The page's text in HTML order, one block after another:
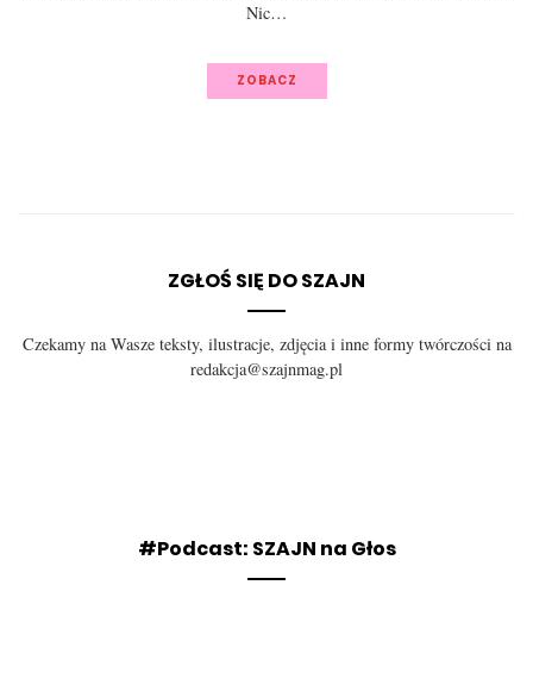
Nic…
ZOBACZ
ZGŁOŚ SIĘ DO SZAJN
Czekamy na Wasze teksty, ilustracje, zdjęcia i inne formy twórczości na
redakcja@szajnmag.pl
#Podcast: SZAJN na Głos